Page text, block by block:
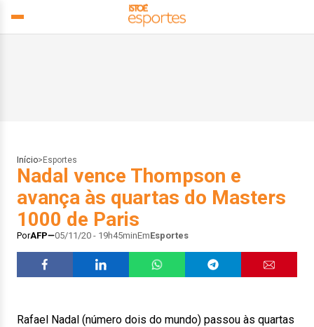
Início> Esportes
Nadal vence Thompson e
avança às quartas do Masters
1000 de Paris
PorAFP 05/11/20 - 19h45minEmEsportes
Rafael Nadal (número dois do mundo) passou às quartas